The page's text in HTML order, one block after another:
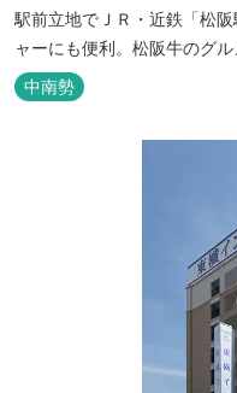
駅前立地でＪＲ・近鉄「松
ャーにも便利。松阪牛のグ
中南勢